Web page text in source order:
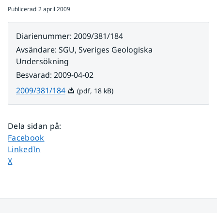
Publicerad 2 april 2009
Diarienummer: 2009/381/184
Avsändare: SGU, Sveriges Geologiska
Undersökning
Besvarad: 2009-04-02
2009/381/184Pdf, 18 kB.
(pdf, 18 kB)
Dela sidan på:
Dela sidan på
Facebook
Dela sidan på
LinkedIn
Dela sidan på
X